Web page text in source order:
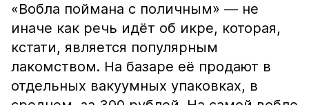
«Вобла поймана с поличным» — не
иначе как речь идёт об икре, которая,
кстати, является популярным
лакомством. На базаре её продают в
отдельных вакуумных упаковках, в